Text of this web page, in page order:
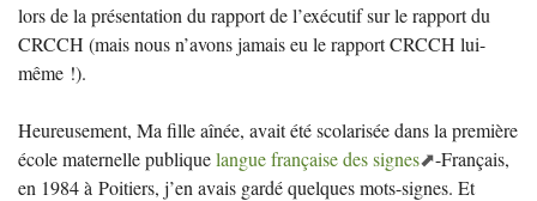
lors de la présentation du rapport de l’exécutif sur le rapport du
CRCCH (mais nous n’avons jamais eu le rapportCRCCH lui-
même !).
Heureusement, Ma fille aînée, avait été scolarisée dans la première
école maternelle publiquelangue française des signes
-Français,
en 1984 à Poitiers, j’en avais gardé quelques mots-signes. Et